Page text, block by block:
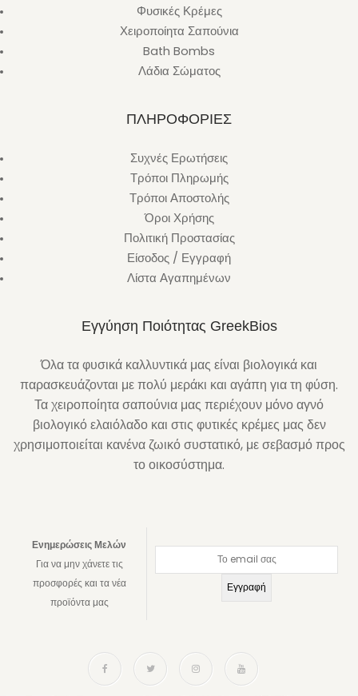
Φυσικές Κρέμες
Χειροποίητα Σαπούνια
Bath Bombs
Λάδια Σώματος
ΠΛΗΡΟΦΟΡΙΕΣ
Συχνές Ερωτήσεις
Τρόποι Πληρωμής
Τρόποι Αποστολής
Όροι Χρήσης
Πολιτική Προστασίας
Είσοδος / Εγγραφή
Λίστα Αγαπημένων
Εγγύηση Ποιότητας GreekBios
Όλα τα φυσικά καλλυντικά μας είναι βιολογικά και
παρασκευάζονται με πολύ μεράκι και αγάπη για τη φύση.
Τα χειροποίητα σαπούνια μας περιέχουν μόνο αγνό
βιολογικό ελαιόλαδο και στις φυτικές κρέμες μας δεν
χρησιμοποιείται κανένα ζωικό συστατικό, με σεβασμό προς
το οικοσύστημα.
Ενημερώσεις Μελών
Για να μην χάνετε τις
προσφορές και τα νέα
προϊόντα μας